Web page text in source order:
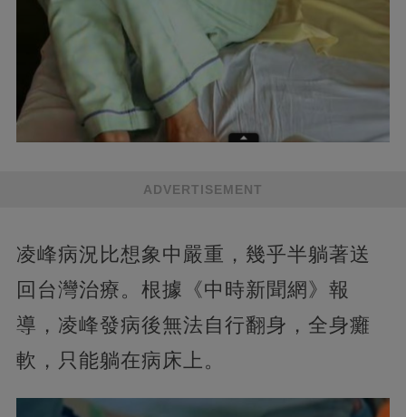
ADVERTISEMENT
凌峰病況比想象中嚴重，幾乎半躺著送
回台灣治療。根據《中時新聞網》報
導，凌峰發病後無法自行翻身，全身癱
軟，只能躺在病床上。